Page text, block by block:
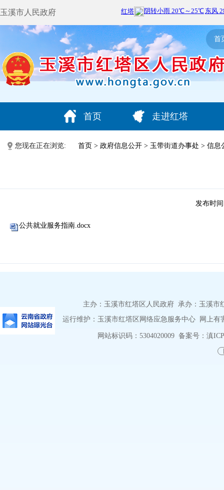
玉溪市人民政府
首
首页 走进红塔
您现在正在浏览: 首页 > 政府信息公开 > 玉带街道办事处 > 信息
发布时间
公共就业服务指南.docx
主办：玉溪市红塔区人民政府 承办：玉溪市
运行维护：玉溪市红塔区网络应急服务中心 网上有
网站标识码：5304020009备案号：滇